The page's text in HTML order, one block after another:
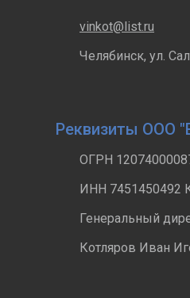
vinkot@list.ru
Челябинск, ул.
Реквизиты ООО
ОГРН
ИНН 7451450492
Генеральный
Котляров Иван